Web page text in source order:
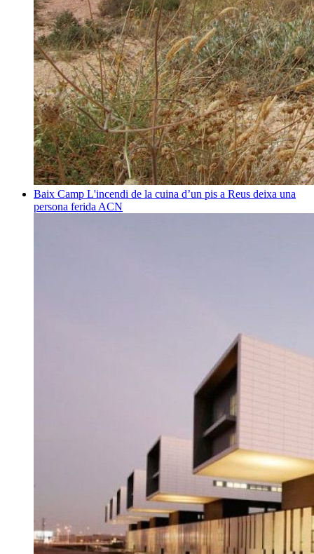
Baix Camp L'incendi de la cuina d’un pis a Reus deixa una
persona ferida ACN